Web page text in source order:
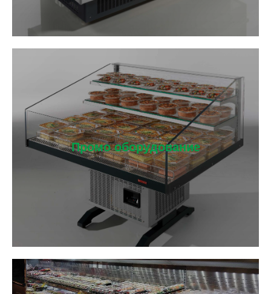
Промо оборудование